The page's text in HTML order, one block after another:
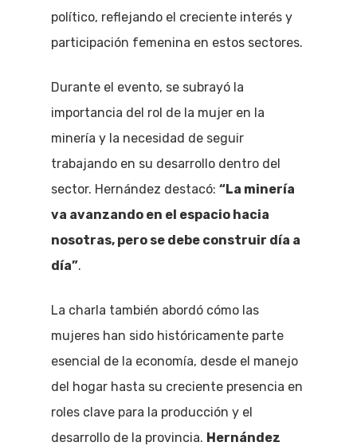
político, reflejando el creciente interés y
participación femenina en estos sectores.
Durante el evento, se subrayó la
importancia del rol de la mujer en la
minería y la necesidad de seguir
trabajando en su desarrollo dentro del
sector. Hernández destacó: “La minería
va avanzando en el espacio hacia
nosotras, pero se debe construir día a
día”.
La charla también abordó cómo las
mujeres han sido históricamente parte
esencial de la economía, desde el manejo
del hogar hasta su creciente presencia en
roles clave para la producción y el
desarrollo de la provincia. Hernández